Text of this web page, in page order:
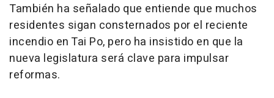
También ha señalado que entiende que muchos
residentes sigan consternados por el reciente
incendio en Tai Po, pero ha insistido en que la
nueva legislatura será clave para impulsar
reformas.